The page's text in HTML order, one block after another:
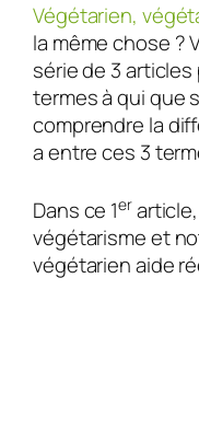
Végétarien,
la même chose ?
série de 3
termes à qui que
comprendre la
a entre ces 3
Dans ce 1er
végétarisme et
végétarien aide